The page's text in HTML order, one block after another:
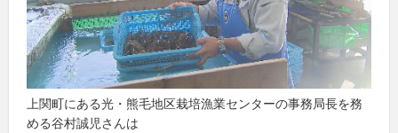
上関町にある光・熊毛地区栽培漁業センターの事務局長を務
める谷村誠児さんは